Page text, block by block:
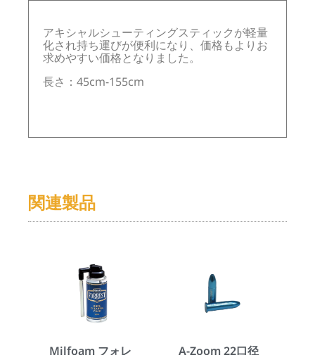
アキシャルシューティングスティックが軽量
化され持ち運びが便利になり、価格もよりお
求めやすい価格となりました。
長さ：45cm-155cm
関連製品
Milfoam フォレ
A-Zoom 22口径